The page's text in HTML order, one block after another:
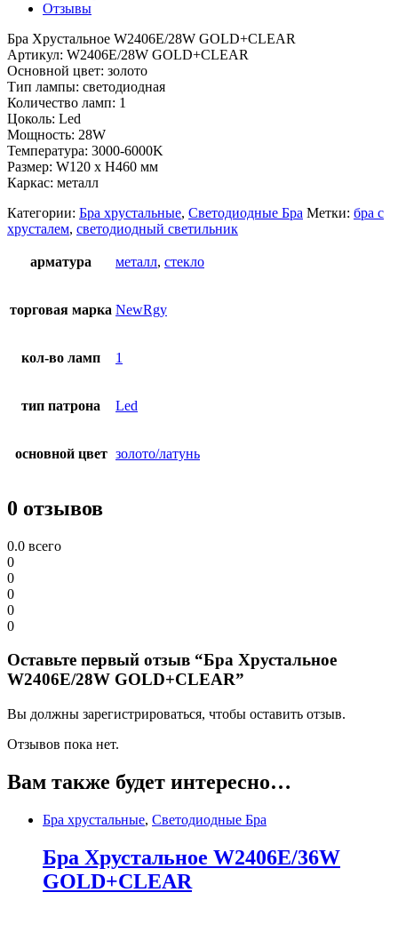
Отзывы
Бра Хрустальное W2406E/28W GOLD+CLEAR
Артикул: W2406E/28W GOLD+CLEAR
Основной цвет: золото
Тип лампы: светодиодная
Количество ламп: 1
Цоколь: Led
Мощность: 28W
Температура: 3000-6000K
Размер: W120 x H460 мм
Каркас: металл
Категории: Бра хрустальные, Светодиодные Бра Метки: бра с
хрусталем, светодиодный светильник
арматура металл, стекло
торговая марка NewRgy
кол-во ламп 1
тип патрона Led
основной цвет золото/латунь
0 отзывов
0.0 всего
0
0
0
0
0
Оставьте первый отзыв “Бра Хрустальное
W2406E/28W GOLD+CLEAR”
Вы должны зарегистрироваться, чтобы оставить отзыв.
Отзывов пока нет.
Вам также будет интересно…
Бра хрустальные, Светодиодные Бра
Бра Хрустальное W2406E/36W
GOLD+CLEAR